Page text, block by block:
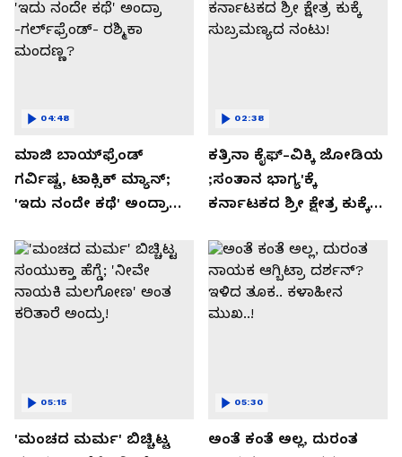
ಮಾಜಿ ಬಾಯ್‌ಫ್ರೆಂಡ್
ಗರ್ವಿಷ್ಟ, ಟಾಕ್ಸಿಕ್ ಮ್ಯಾನ್;
'ಇದು ನಂದೇ ಕಥೆ' ಅಂದ್ರಾ
ಮಂದಣ್ಣ?
04:48
ಕತ್ರಿನಾ ಕೈಫ್-ವಿಕ್ಕಿ ಜೋಡಿಯ
;ಸಂತಾನ ಭಾಗ್ಯ'ಕ್ಕೆ
ಕರ್ನಾಟಕದ ಶ್ರೀ ಕ್ಷೇತ್ರ ಕುಕ್ಕೆ
02:38
'ಮಂಚದ ಮರ್ಮ' ಬಿಚ್ಚಿಟ್ಟ
05:15
ಅಂತೆ ಕಂತೆ ಅಲ್ಲ, ದುರಂತ
05:30